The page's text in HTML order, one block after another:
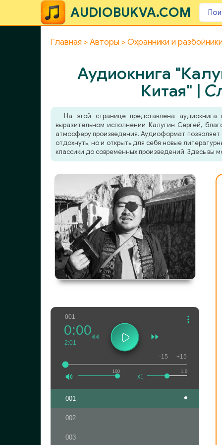
AUDIOBUKVA.COM
Главная Авторы Охранники и
Аудиокнига
Китая" |
На этой странице представлена
выразительном исполнении Калугин Сергей,
атмосферу произведения. Аудиоформат позволяет
отдохнуть, но и открыть для себя новые
классики до современных произведений. Здесь вы
001
100
0:00
2:01
1.0
x1
-15 +15
001
002
003